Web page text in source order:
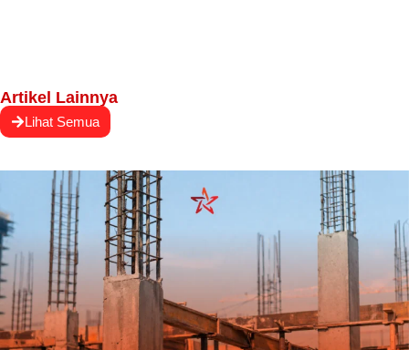
Artikel Lainnya
Lihat Semua